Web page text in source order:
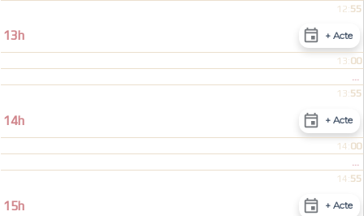
12:55
13h  + Acte
13:00
...
13:55
14h  + Acte
14:00
...
14:55
15h  + Acte